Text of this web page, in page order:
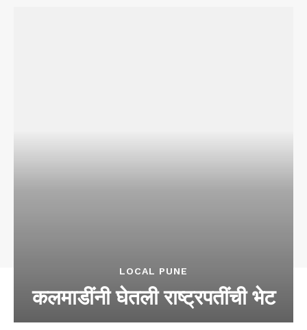
LOCAL PUNE
कलमाडींनी घेतली राष्ट्रपतींची भेट